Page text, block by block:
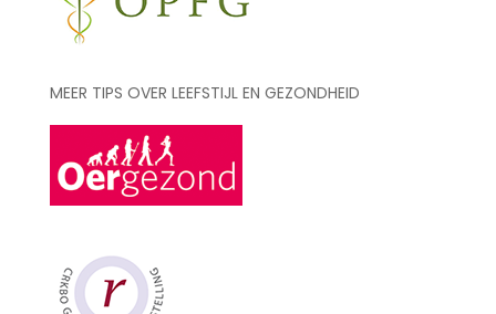
MEER TIPS OVER LEEFSTIJL EN GEZONDHEID